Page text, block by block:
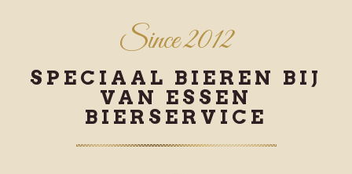
Since 2012
SPECIAAL BIEREN BIJ
VAN ESSEN
BIERSERVICE